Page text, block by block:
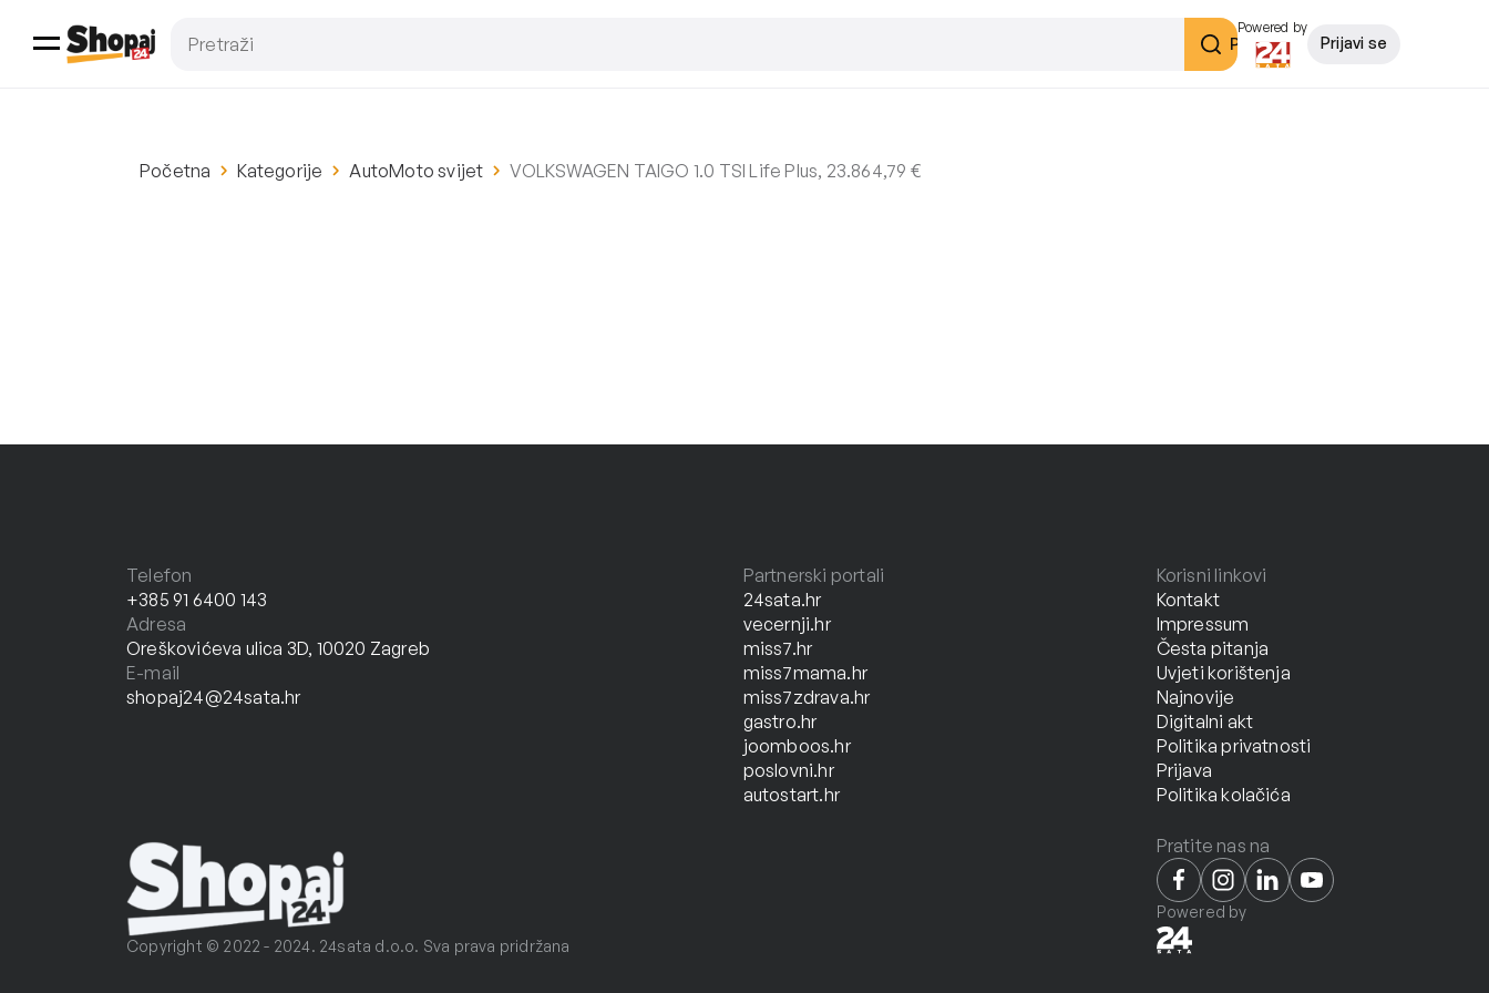
Pretraži
Powered by
Prijavi se
Početna Kategorije AutoMoto svijet VOLKSWAGEN TAIGO 1.0 TSI Life Plus, 23.864,79 €
Telefon
+385 91 6400 143
Adresa
Oreškovićeva ulica 3D, 10020 Zagreb
E-mail
shopaj24@24sata.hr
Copyright © 2022 - 2024. 24sata d.o.o. Sva prava pridržana
Partnerski portali
24sata.hr
vecernji.hr
miss7.hr
miss7mama.hr
miss7zdrava.hr
gastro.hr
joomboos.hr
poslovni.hr
autostart.hr
Korisni linkovi
Kontakt
Impressum
Česta pitanja
Uvjeti korištenja
Najnovije
Digitalni akt
Politika privatnosti
Prijava
Politika kolačića
Pratite nas na
Powered by